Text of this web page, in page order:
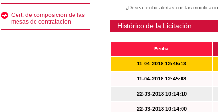
Cert. de composicion de las
mesas de contratacion
¿Desea recibir alertas con las
Histórico de la Licitación
Fecha
11-04-2018 12:45:13
11-04-2018 12:45:08
22-03-2018 10:14:10
22-03-2018 10:14:00